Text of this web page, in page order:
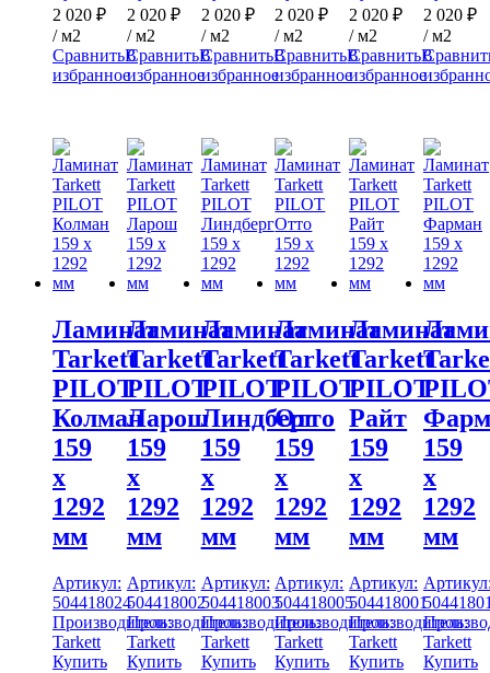
2 020 ₽
/ м2
СравнитьВ
избранное
2 020 ₽
/ м2
СравнитьВ
избранное
2 020 ₽
/ м2
СравнитьВ
избранное
2 020₽
/ м2
СравнитьВ
избранное
2 020₽
/ м2
СравнитьВ
избранное
2 020 ₽
/ м2
Ламинат
Tarkett
PILOT
Колман
159
x
1292
мм
Артикул:
504418024
Производитель:
Tarkett
Купить
Ламинат
Tarkett
PILOT
Ларош
159
x
1292
мм
Артикул:
504418002
Производитель:
Tarkett
Купить
Ламинат
Tarkett
PILOT
Линдберг
159
x
1292
мм
Артикул:
504418003
Производитель:
Tarkett
Купить
Ламинат
Tarkett
PILOT
Отто
159
x
1292
мм
Артикул:
504418005
Производитель:
Tarkett
Купить
Ламинат
Tarkett
PILOT
Райт
159
x
1292
мм
Артикул:
504418001
Производитель:
Tarkett
Купить
159
x
1292
мм
Tarkett
Купить